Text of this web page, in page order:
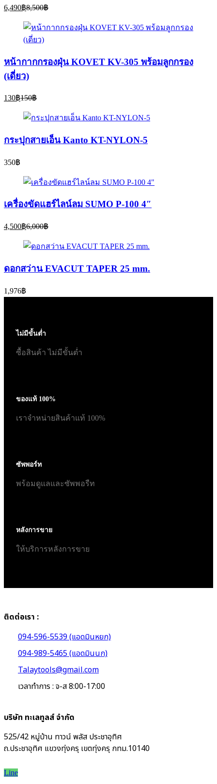
6,490฿Current
price
is:
6,490฿.
8,500฿
8,500฿.
หน้ากากกรองฝุ่น KOVET KV-305 พร้อมลูกกรอง
(เดี่ยว)
130฿Current
price
is:
130฿.
150฿
was:
150฿.
กระปุกสายเอ็น Kanto KT-NYLON-5
350฿
เครื่องขัดแฮร์ไลน์ลม SUMO P-100 4″
4,500฿Current
price
is:
4,500฿.
6,000฿
was:
6,000฿.
ดอกสว่าน EVACUT TAPER 25 mm.
1,976฿
ไม่มีขั้นต่ำ
ซื้อสินค้า ไม่มีขั้นต่ำ
ของแท้ 100%
เราจำหน่ายสินค้าแท้ 100%
ซัพพอร์ท
พร้อมดูแลและซัพพอรืท
หลังการขาย
ให้บริการหลังการขาย
ติดต่อเรา :
094-596-5539 (แอดมินหยก)
094-989-5465 (แอดมินนก)
Talaytools@gmail.com
เวลาทำการ : จ-ส 8:00-17:00
บริษัท ทะเลทูลส์ จำกัด
525/42 หมู่บ้าน ทาวน์ พลัส ประชาอุทิศ
ถ.ประชาอุทิศ แขวงทุ่งครุ เขตทุ่งครุ กทม.10140
Line